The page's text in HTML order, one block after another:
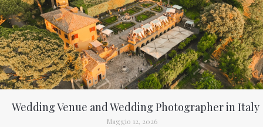
Wedding Venue and Wedding Photographer in Italy
Maggio 12, 2026